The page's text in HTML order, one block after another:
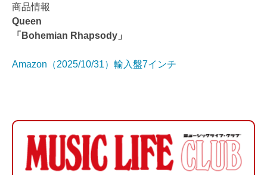
商品情報
Queen
「Bohemian Rhapsody」
Amazon（2025/10/31）輸入盤7インチ